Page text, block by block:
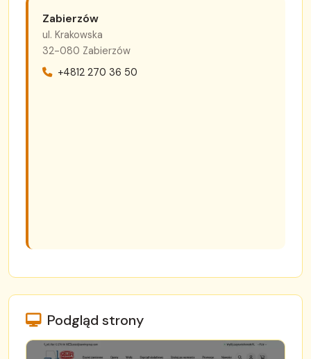
Zabierzów
ul. Krakowska
32-080 Zabierzów
+4812 270 36 50
Podgląd strony